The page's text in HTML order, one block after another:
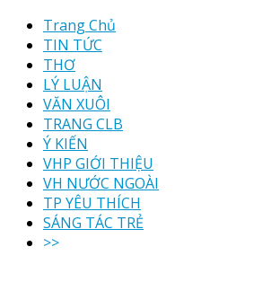
Trang Chủ
TIN TỨC
THƠ
LÝ LUẬN
VĂN XUÔI
TRANG CLB
Ý KIẾN
VHP GIỚI THIỆU
VH NƯỚC NGOÀI
TP YÊU THÍCH
SÁNG TÁC TRẺ
>>